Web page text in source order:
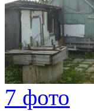
7 фото